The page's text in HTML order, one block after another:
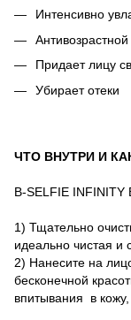
Интенсивно
Придает лицу
Убирает отеки
ЧТО ВНУТРИ И
B-SELFIE INFINITY
1) Тщательно
идеально чистая и
2) Нанесите на
бесконечной
впитывания в